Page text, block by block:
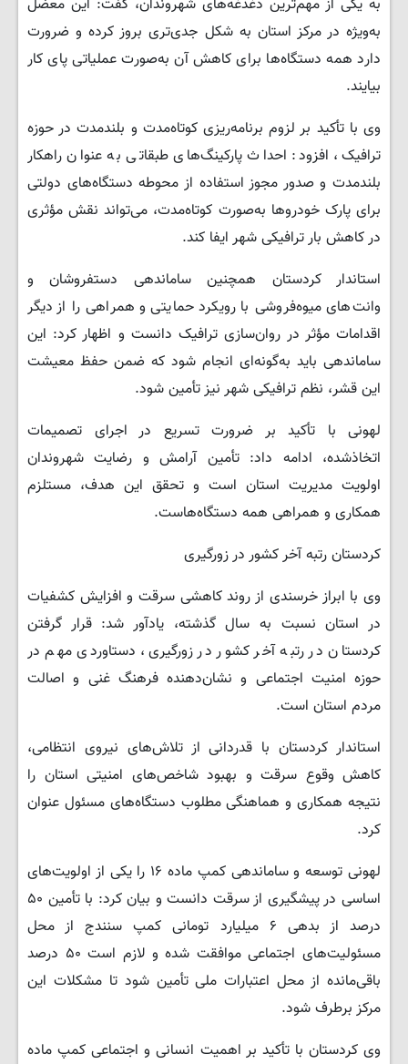
به یکی از مهم‌ترین دغدغه‌های شهروندان، گفت: این معضل
به‌ویژه در مرکز استان به شکل جدی‌تری بروز کرده و ضرورت
دارد همه دستگاه‌ها برای کاهش آن به‌صورت عملیاتی پای کار
بیایند.
وی با تأکید بر لزوم برنامه‌ریزی کوتاه‌مدت و بلندمدت در حوزه
ترافیک، افزود: احداث پارکینگ‌های طبقاتی به ‌عنوان راهکار
بلندمدت و صدور مجوز استفاده از محوطه دستگاه‌های دولتی
برای پارک خودروها به‌صورت کوتاه‌مدت، می‌تواند نقش مؤثری
در کاهش بار ترافیکی شهر ایفا کند.
استاندار کردستان همچنین ساماندهی دستفروشان و
وانت‌های میوه‌فروشی با رویکرد حمایتی و همراهی را از دیگر
اقدامات مؤثر در روان‌سازی ترافیک دانست و اظهار کرد: این
ساماندهی باید به‌گونه‌ای انجام شود که ضمن حفظ معیشت
این قشر، نظم ترافیکی شهر نیز تأمین شود.
لهونی با تأکید بر ضرورت تسریع در اجرای تصمیمات
اتخاذشده، ادامه داد: تأمین آرامش و رضایت شهروندان
اولویت مدیریت استان است و تحقق این هدف، مستلزم
همکاری و همراهی همه دستگاه‌هاست.
کردستان رتبه آخر کشور در زورگیری
وی با ابراز خرسندی از روند کاهشی سرقت و افزایش کشفیات
در استان نسبت به سال گذشته، یادآور شد: قرار گرفتن
کردستان در رتبه آخر کشور در زورگیری، دستاوردی مهم در
حوزه امنیت اجتماعی و نشان‌دهنده فرهنگ غنی و اصالت
مردم استان است.
استاندار کردستان با قدردانی از تلاش‌های نیروی انتظامی،
کاهش وقوع سرقت و بهبود شاخص‌های امنیتی استان را
نتیجه همکاری و هماهنگی مطلوب دستگاه‌های مسئول عنوان
کرد.
لهونی توسعه و ساماندهی کمپ ماده ۱۶ را یکی از اولویت‌های
اساسی در پیشگیری از سرقت دانست و بیان کرد: با تأمین ۵۰
درصد از بدهی ۶ میلیارد تومانی کمپ سنندج از محل
مسئولیت‌های اجتماعی موافقت شده و لازم است ۵۰ درصد
باقی‌مانده از محل اعتبارات ملی تأمین شود تا مشکلات این
مرکز برطرف شود.
وی کردستان با تأکید بر اهمیت انسانی و اجتماعی کمپ ماده